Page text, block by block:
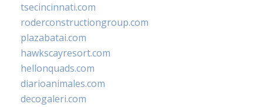
tsecincinnati.com
roderconstructiongroup.com
plazabatai.com
hawkscayresort.com
hellonquads.com
diarioanimales.com
decogaleri.com